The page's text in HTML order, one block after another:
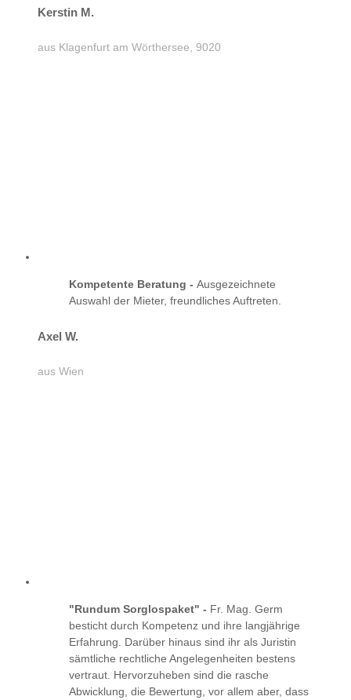
Kerstin M.
aus Klagenfurt am Wörthersee, 9020
Kompetente Beratung - Ausgezeichnete
Auswahl der Mieter, freundliches Auftreten.
Axel W.
aus Wien
"Rundum Sorglospaket" - Fr. Mag. Germ
besticht durch Kompetenz und ihre langjährige
Erfahrung. Darüber hinaus sind ihr als Juristin
sämtliche rechtliche Angelegenheiten bestens
vertraut. Hervorzuheben sind die rasche
Abwicklung, die Bewertung, vor allem aber, dass